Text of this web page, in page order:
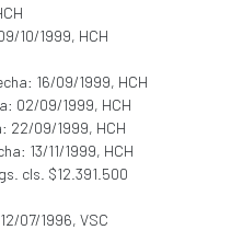
10/1999, HCH
16/09/1999, HCH
02/09/1999, HCH
22/09/1999, HCH
13/11/1999, HCH
cls. $12.391.500
07/1996, VSC